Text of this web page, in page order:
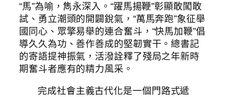
“馬”為喻，雋永深入。“躍馬揚鞭”彰顯敢闖敢
試、勇立潮頭的開闢銳氣，“萬馬奔跑”象征舉
國同心、眾擎易舉的連合奮斗，“快馬加鞭”倡
導久久為功、善作善成的堅韌實干。總書記
的寄語提神振氣，活潑詮釋了殘局之年新時
期奮斗者應有的精力風采。
完成社會主義古代化是一個門路式遞